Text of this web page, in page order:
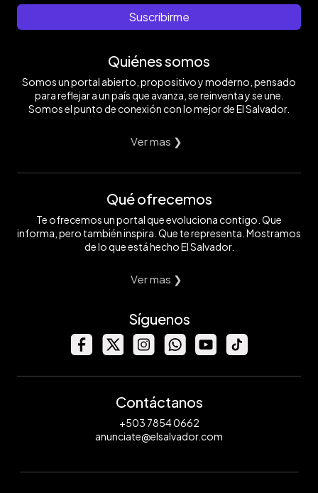
Suscribirme
Quiénes somos
Somos un portal abierto, propositivo y moderno, pensado
para reflejar a un país que avanza, se reinventa y se une.
Somos el punto de conexión con lo mejor de El Salvador.
Ver mas ❯
Qué ofrecemos
Te ofrecemos un portal que evoluciona contigo. Que
informa, pero también inspira. Que te representa. Mostramos
de lo que está hecho El Salvador.
Ver mas ❯
Síguenos
Contáctanos
+503 7854 0662
anunciate@elsalvador.com